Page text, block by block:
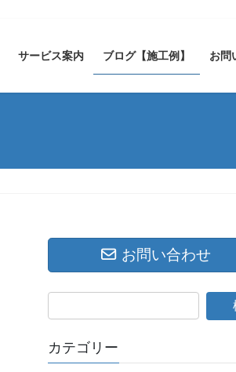
サービス案内 ブログ【施工例】 お問
お問い合わせ
カテゴリー